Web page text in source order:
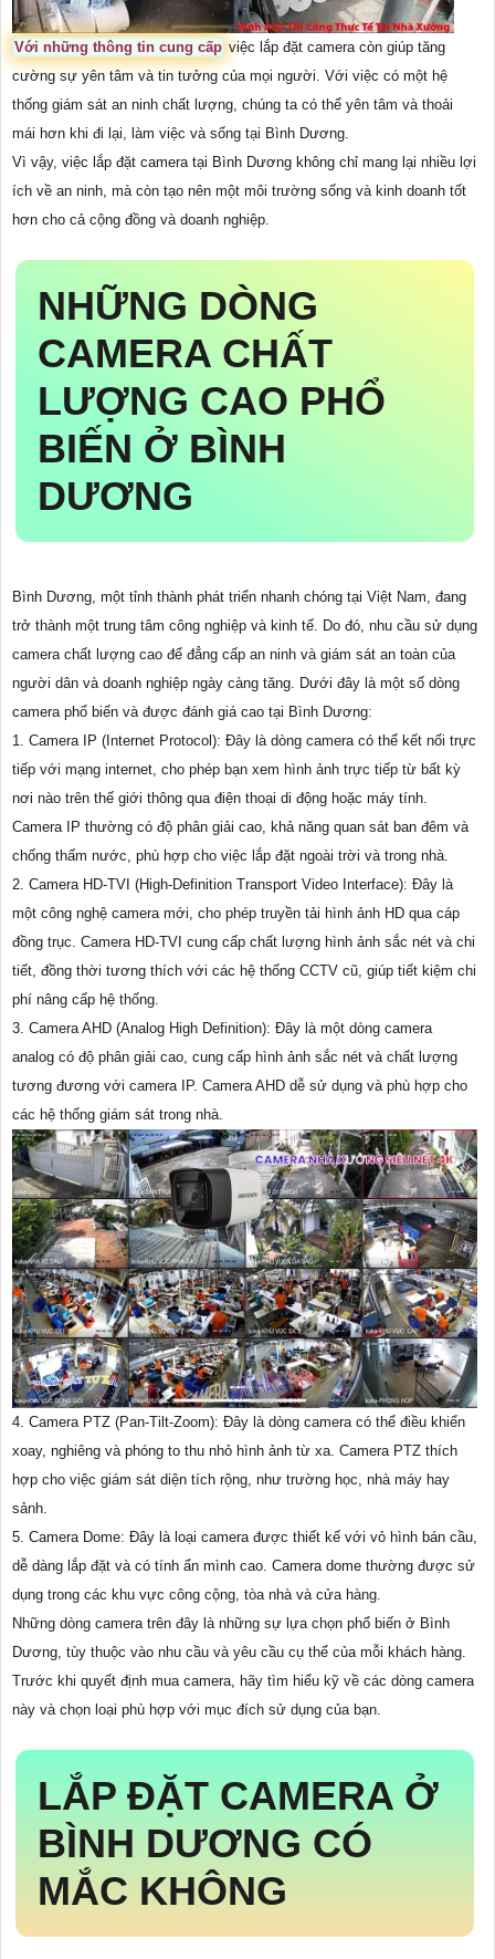
Với những thông tin cung cấp việc lắp đặt camera còn giúp tăng
cường sự yên tâm và tin tưởng của mọi người. Với việc có một hệ
thống giám sát an ninh chất lượng, chúng ta có thể yên tâm và thoải
mái hơn khi đi lại, làm việc và sống tại Bình Dương.
Vì vậy, việc lắp đặt camera tại Bình Dương không chỉ mang lại nhiều lợi
ích về an ninh, mà còn tạo nên một môi trường sống và kinh doanh tốt
hơn cho cả cộng đồng và doanh nghiệp.
NHỮNG DÒNG
CAMERA CHẤT
LƯỢNG CAO PHỔ
BIẾN Ở BÌNH
DƯƠNG
Bình Dương, một tỉnh thành phát triển nhanh chóng tại Việt Nam, đang
trở thành một trung tâm công nghiệp và kinh tế. Do đó, nhu cầu sử dụng
camera chất lượng cao để đẳng cấp an ninh và giám sát an toàn của
người dân và doanh nghiệp ngày càng tăng. Dưới đây là một số dòng
camera phổ biến và được đánh giá cao tại Bình Dương:
1. Camera IP (Internet Protocol): Đây là dòng camera có thể kết nối trực
tiếp với mạng internet, cho phép bạn xem hình ảnh trực tiếp từ bất kỳ
nơi nào trên thế giới thông qua điện thoại di động hoặc máy tính.
Camera IP thường có độ phân giải cao, khả năng quan sát ban đêm và
chống thấm nước, phù hợp cho việc lắp đặt ngoài trời và trong nhà.
2. Camera HD-TVI (High-Definition Transport Video Interface): Đây là
một công nghệ camera mới, cho phép truyền tải hình ảnh HD qua cáp
đồng trục. Camera HD-TVI cung cấp chất lượng hình ảnh sắc nét và chi
tiết, đồng thời tương thích với các hệ thống CCTV cũ, giúp tiết kiệm chi
phí nâng cấp hệ thống.
3. Camera AHD (Analog High Definition): Đây là một dòng camera
analog có độ phân giải cao, cung cấp hình ảnh sắc nét và chất lượng
tương đương với camera IP. Camera AHD dễ sử dụng và phù hợp cho
các hệ thống giám sát trong nhà.
4. Camera PTZ (Pan-Tilt-Zoom): Đây là dòng camera có thể điều khiển
xoay, nghiêng và phóng to thu nhỏ hình ảnh từ xa. Camera PTZ thích
hợp cho việc giám sát diện tích rộng, như trường học, nhà máy hay
sảnh.
5. Camera Dome: Đây là loại camera được thiết kế với vỏ hình bán cầu,
dễ dàng lắp đặt và có tính ẩn mình cao. Camera dome thường được sử
dụng trong các khu vực công cộng, tòa nhà và cửa hàng.
Những dòng camera trên đây là những sự lựa chọn phổ biến ở Bình
Dương, tùy thuộc vào nhu cầu và yêu cầu cụ thể của mỗi khách hàng.
Trước khi quyết định mua camera, hãy tìm hiểu kỹ về các dòng camera
này và chọn loại phù hợp với mục đích sử dụng của bạn.
LẮP ĐẶT CAMERA Ở
BÌNH DƯƠNG CÓ
MẮC KHÔNG